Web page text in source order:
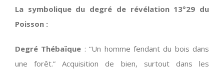
La symbolique du degré de révélation 13°29 du
Poisson :
Degré Thébaïque : “Un homme fendant du bois dans
une forêt.” Acquisition de bien, surtout dans les